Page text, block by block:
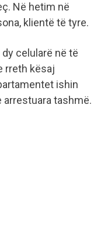
Në hetim në
klientë të tyre.
celularë në të
rreth kësaj
ishin
arrestuara tashmë.